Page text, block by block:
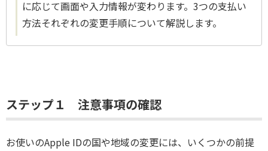
に応じて画面や入力情報が変わります。3つの支払い
方法それぞれの変更手順について解説します。
ステップ１ 注意事項の確認
お使いのApple IDの国や地域の変更には、いくつかの前提